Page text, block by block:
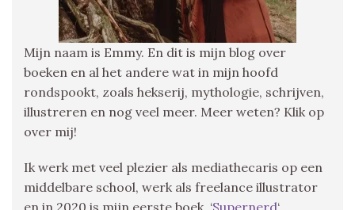
Mijn naam is Emmy. En dit is mijn blog over
boeken en al het andere wat in mijn hoofd
rondspookt, zoals hekserij, mythologie, schrijven,
illustreren en nog veel meer. Meer weten? Klik op
over mij!
Ik werk met veel plezier als mediathecaris op een
middelbare school, werk als freelance illustrator
en in 2020 is mijn eerste boek, ‘Supernerd‘,